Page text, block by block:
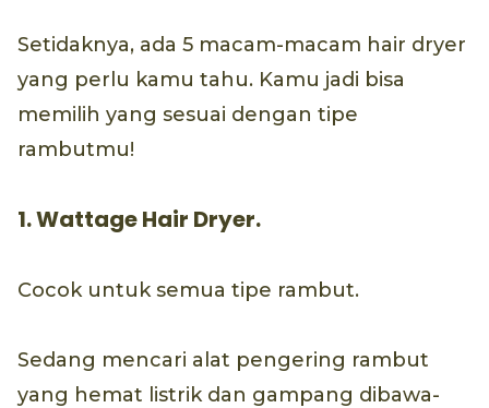
Setidaknya, ada 5 macam-macam hair dryer
yang perlu kamu tahu. Kamu jadi bisa
memilih yang sesuai dengan tipe
rambutmu!
1. Wattage Hair Dryer.
Cocok untuk semua tipe rambut.
Sedang mencari alat pengering rambut
yang hemat listrik dan gampang dibawa-